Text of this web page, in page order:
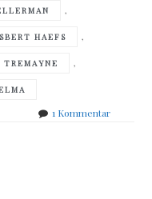
,
HAEFS ,
TREMAYNE ,
1 Kommentarzu